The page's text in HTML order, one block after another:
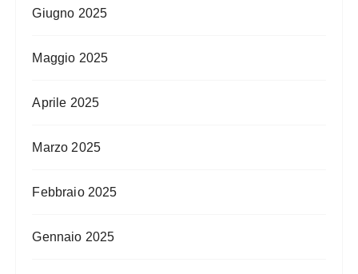
Giugno 2025
Maggio 2025
Aprile 2025
Marzo 2025
Febbraio 2025
Gennaio 2025